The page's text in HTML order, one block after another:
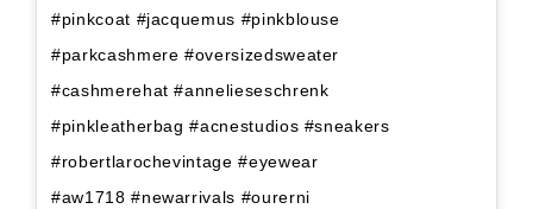
#pinkcoat #jacquemus #pinkblouse
#parkcashmere #oversizedsweater
#cashmerehat #annelieseschrenk
#pinkleatherbag #acnestudios #sneakers
#robertlarochevintage #eyewear
#aw1718 #newarrivals #ourerni